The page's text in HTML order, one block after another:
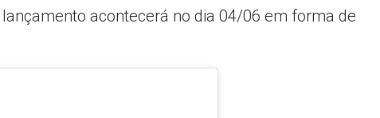
acontecerá no dia 04/06 em forma de